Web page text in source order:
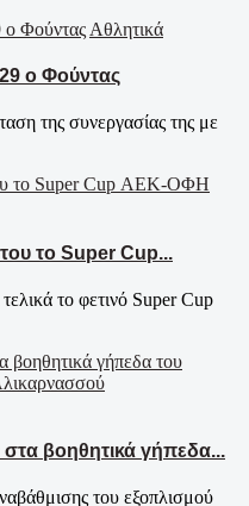
Αθλητικά
ο Φούντας
της συνεργασίας της με
το Super Cup...
το φετινό Super Cup
βοηθητικά γήπεδα...
του εξοπλισμού